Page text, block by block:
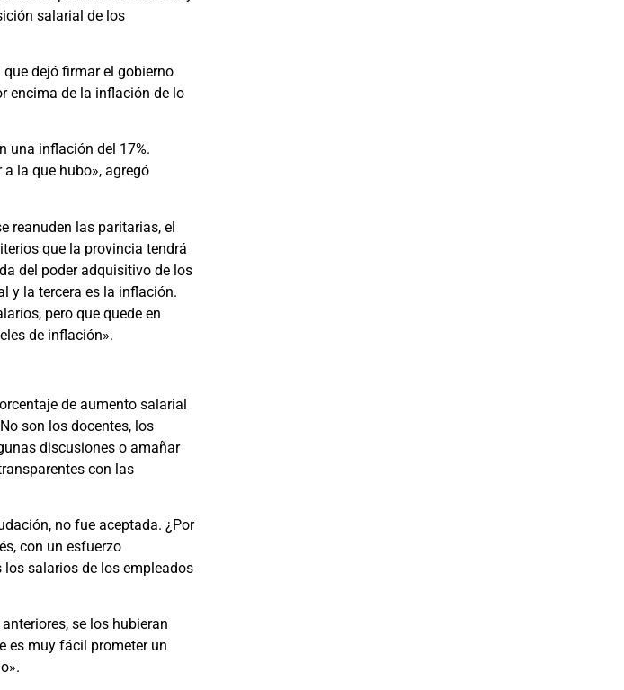
salarial de los
dejó firmar el gobierno
encima de la inflación de lo
una inflación del 17%.
la que hubo», agregó
reanuden las paritarias, el
que la provincia tendrá
del poder adquisitivo de los
y la tercera es la inflación.
pero que quede en
de inflación».
de aumento salarial
son los docentes, los
discusiones o amañar
con las
no fue aceptada. ¿Por
con un esfuerzo
salarios de los empleados
se los hubieran
es muy fácil prometer un